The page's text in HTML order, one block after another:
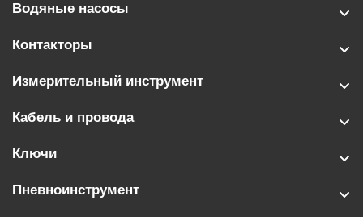
Водяные насосы
Контакторы
Измерительный инструмент
Кабель и провода
Ключи
Пневноинструмент